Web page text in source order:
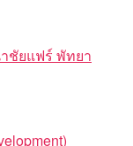
ชัยแฟร์ พัทยา